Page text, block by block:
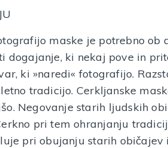
maske je potrebno
dogajanje, ki nekaj pove in
ki »naredi« fotografijo.
tradicijo. Cerkljanske
Negovanje starih ljudskih
pri tem ohranjanju
pri obujanju starih običajev